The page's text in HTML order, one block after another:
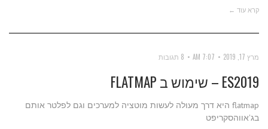
קרא עוד ←
מרץ 17, 2019 7:07 AM 8 תגובות
ES2019 – שימוש ב FLATMAP
flatmap היא דרך מעולה לעשות מוטציה למערכים וגם לפלטר אותם
בג'אווהסקריפט